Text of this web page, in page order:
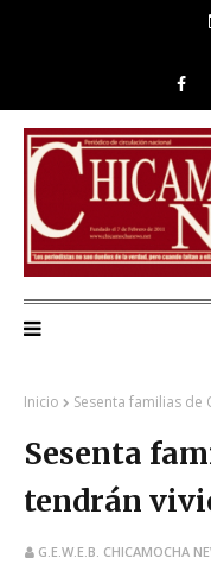
Inicio Sesenta familias de
Sesenta
tendrán
G.E.W.E.B. CHICAMOCHA